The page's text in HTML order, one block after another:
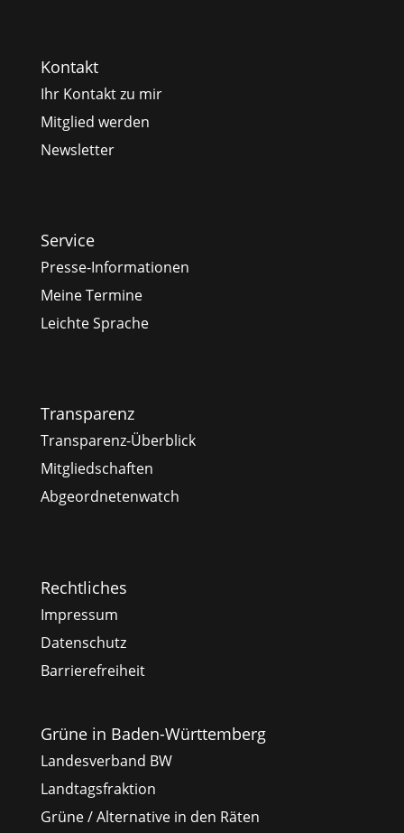
Kontakt
Ihr Kontakt zu mir
Mitglied werden
Newsletter
Service
Presse-Informationen
Meine Termine
Leichte Sprache
Transparenz
Transparenz-Überblick
Mitgliedschaften
Abgeordnetenwatch
Rechtliches
Impressum
Datenschutz
Barrierefreiheit
Grüne in Baden-Württemberg
Landesverband BW
Landtagsfraktion
Grüne / Alternative in den Räten